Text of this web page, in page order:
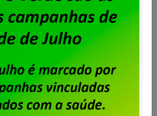
aptidão ou inaptidão para a
examinador e do
de Saúde Ocupacional,
acordo com o PCMSO, o